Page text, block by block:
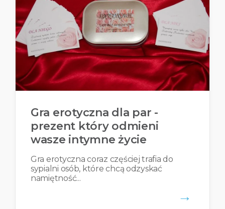
Gra erotyczna dla par -
prezent który odmieni
wasze intymne życie
Gra erotyczna coraz częściej trafia do
sypialni osób, które chcą odzyskać
namiętność...
→